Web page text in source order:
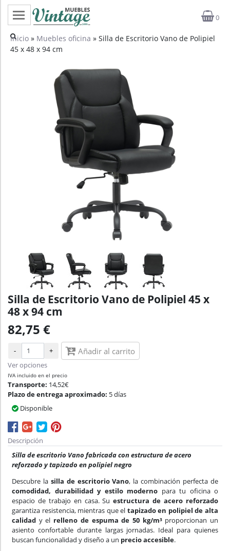
0
Categorías
Inicio » Muebles oficina » Silla de Escritorio Vano de Polipiel
45 x 48 x 94 cm
Silla de Escritorio Vano de Polipiel 45 x
48 x 94 cm
82,75 €
- + Añadir al carrito
Ver opciones
IVA incluido en el precio
Transporte: 14,52€
Plazo de entrega aproximado: 5 días
Disponible
Descripción
Silla de escritorio Vano fabricada con estructura de acero
reforzado y tapizado en polipiel negro
Descubre la silla de escritorio Vano, la combinación perfecta de
comodidad, durabilidad y estilo moderno para tu oficina o
espacio de trabajo en casa. Suestructura de acero reforzado
garantiza resistencia, mientras que el tapizado en polipiel de alta
calidad y el relleno de espuma de 50 kg/m³proporcionan un
asiento confortable durante largas jornadas. Ideal para quienes
buscan funcionalidad y diseño a un precio accesible.